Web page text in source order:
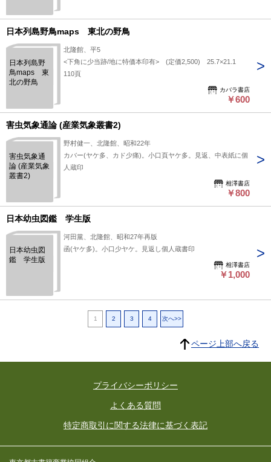
日本列島野鳥maps 東北の野鳥
日本列島野
鳥maps 東
北の野鳥
北隆館、平5
<下角に少当跡/地に特価本印有> (定価2,500) 25.7×21.1
110頁
カバラ書店
￥600
害虫気象通論 (産業気象叢書2)
害虫気象通
論 (産業気象
叢書2)
野村健一、北隆館、昭和22年
カバー(ヤケ多、カド少痛)。小口頁ヤケ多。見返、中表紙に個
人蔵印
相澤書店
￥800
日本幼虫図鑑 学生版
日本幼虫図
鑑 学生版
河田黨、北隆館、昭和27年再版
函(ヤケ多)。小口少ヤケ。見返し個人蔵書印
相澤書店
￥1,000
1 2 3 4 次へ>>
ページ上部へ戻る
プライバシーポリシー
よくある質問
特定商取引に関する法律に基づく表記